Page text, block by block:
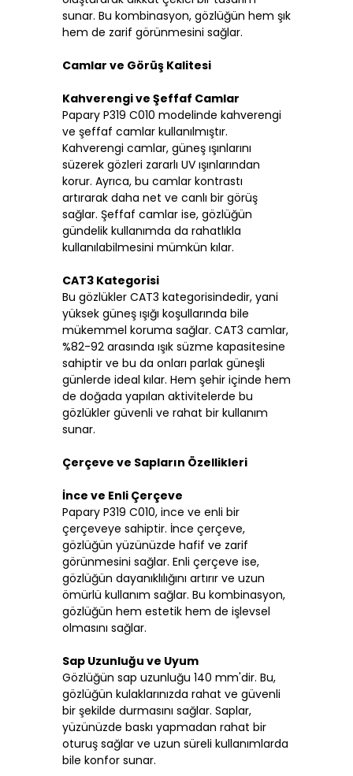
sunar. Bu kombinasyon, gözlüğün hem şık
hem de zarif görünmesini sağlar.
Camlar ve Görüş Kalitesi
Kahverengi ve Şeffaf Camlar
Papary P319 C010 modelinde kahverengi
ve şeffaf camlar kullanılmıştır.
Kahverengi camlar, güneş ışınlarını
süzerek gözleri zararlı UV ışınlarından
korur. Ayrıca, bu camlar kontrastı
artırarak daha net ve canlı bir görüş
sağlar. Şeffaf camlar ise, gözlüğün
gündelik kullanımda da rahatlıkla
kullanılabilmesini mümkün kılar.
CAT3 Kategorisi
Bu gözlükler CAT3 kategorisindedir, yani
yüksek güneş ışığı koşullarında bile
mükemmel koruma sağlar. CAT3 camlar,
%82-92 arasında ışık süzme kapasitesine
sahiptir ve bu da onları parlak güneşli
günlerde ideal kılar. Hem şehir içinde hem
de doğada yapılan aktivitelerde bu
gözlükler güvenli ve rahat bir kullanım
sunar.
Çerçeve ve Sapların Özellikleri
İnce ve Enli Çerçeve
Papary P319 C010, ince ve enli bir
çerçeveye sahiptir. İnce çerçeve,
gözlüğün yüzünüzde hafif ve zarif
görünmesini sağlar. Enli çerçeve ise,
gözlüğün dayanıklılığını artırır ve uzun
ömürlü kullanım sağlar. Bu kombinasyon,
gözlüğün hem estetik hem de işlevsel
olmasını sağlar.
Sap Uzunluğu ve Uyum
Gözlüğün sap uzunluğu 140 mm'dir. Bu,
gözlüğün kulaklarınızda rahat ve güvenli
bir şekilde durmasını sağlar. Saplar,
yüzünüzde baskı yapmadan rahat bir
oturuş sağlar ve uzun süreli kullanımlarda
bile konfor sunar.